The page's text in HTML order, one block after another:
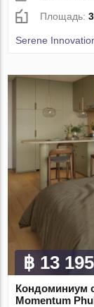
Площадь:
Serene
฿ 13
Кондоминиум
Momentum